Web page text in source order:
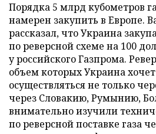
Порядка 5 млрд кубометров
намерен закупить в Европе.
рассказал, чтоУкраина
по реверсной схеме на 100
у российского Газпрома.
объем которых Украина
осуществляться не только
через Словакию, Румынию,
внимательно изучили
по реверсной поставке газа